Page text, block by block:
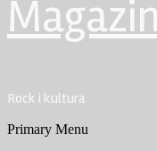
Rock i kultura
Primary Menu